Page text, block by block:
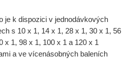
je k dispozici v jednodávkových
s 10 x 1, 14 x 1, 28 x 1, 30 x 1, 56
x 1, 98 x 1, 100 x 1 a 120 x 1
a ve vícenásobných baleních